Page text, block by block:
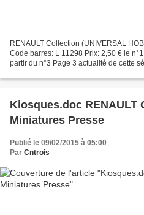
RENAULT Collection (UNIVERSAL
Code barres: L 11298 Prix: 2,50 € le
partir du n°3 Page 3 actualité de cette
Kiosques.doc RENAULT
Miniatures Presse
Publié le 09/02/2015 à 05:00
Par Cntrois